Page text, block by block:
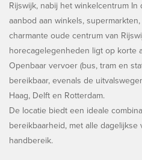
Rijswijk, nabij het winkelcentrum
aanbod aan winkels,
charmante oude centrum van
horecagelegenheden ligt op korte
Openbaar vervoer (bus, tram en
bereikbaar, evenals de
Haag, Delft en Rotterdam.
De locatie biedt een ideale
bereikbaarheid, met alle
handbereik.